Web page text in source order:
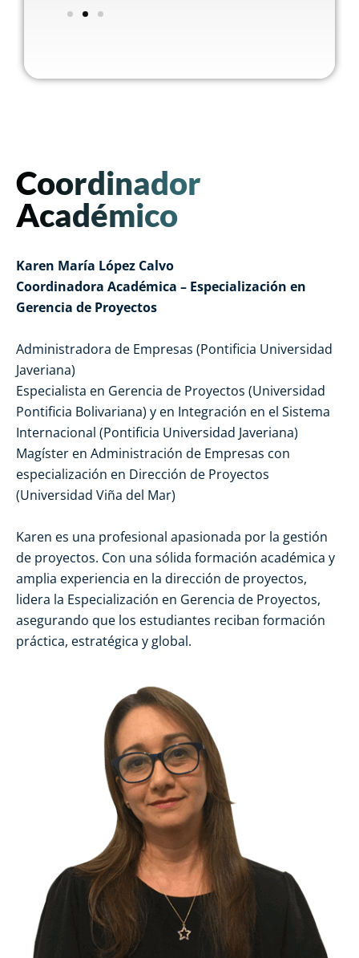
Coordinador
Académico
Karen María López Calvo
Coordinadora Académica – Especialización en
Gerencia de Proyectos
Administradora de Empresas (Pontificia Universidad
Javeriana)
Especialista en Gerencia de Proyectos (Universidad
Pontificia Bolivariana) y en Integración en el Sistema
Internacional (Pontificia Universidad Javeriana)
Magíster en Administración de Empresas con
especialización en Dirección de Proyectos
(Universidad Viña del Mar)
Karen es una profesional apasionada por la gestión
de proyectos. Con una sólida formación académica y
amplia experiencia en la dirección de proyectos,
lidera la Especialización en Gerencia de Proyectos,
asegurando que los estudiantes reciban formación
práctica, estratégica y global.